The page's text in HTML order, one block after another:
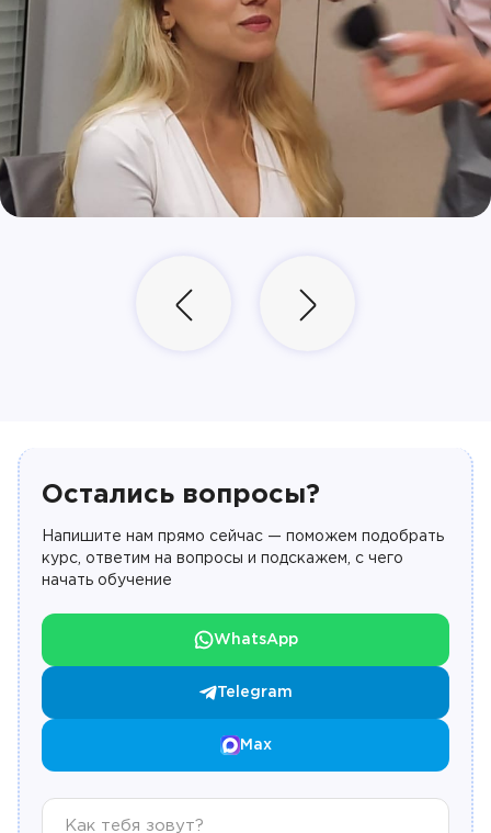
Остались вопросы?
Напишите нам прямо сейчас — поможем подобрать
курс, ответим на вопросы и подскажем, с чего
начать обучение
WhatsApp
Telegram
Max